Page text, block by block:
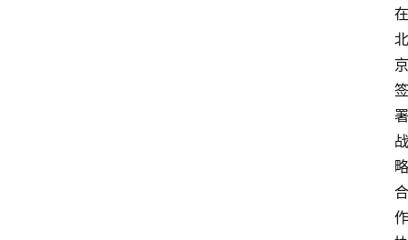
在
北
京
签
署
战
略
合
作